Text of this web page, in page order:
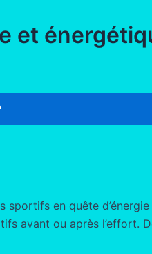
et
en quête
avant ou après l’effort.